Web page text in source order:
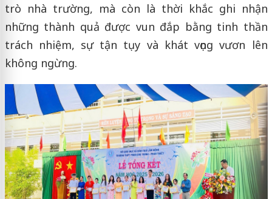
trò nhà trường, mà còn là thời khắc ghi nhận
những thành quả được vun đắp bằng tinh thần
trách nhiệm, sự tận tụy và khát vọng vươn lên
không ngừng.